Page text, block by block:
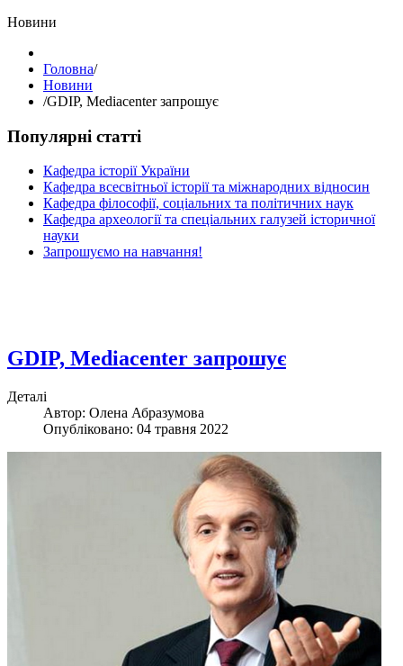
Hовини
Головна/
Hовини
/GDIP, Mediacenter запрошує
Популярні статті
Кафедра історії України
Кафедра всесвітньої історії та міжнародних відносин
Кафедра філософії, соціальних та політичних наук
Кафедра археології та спеціальних галузей історичної
науки
Запрошуємо на навчання!
GDIP, Mediacenter запрошує
Деталі
Автор: Олена Абразумова
Опубліковано: 04 травня 2022